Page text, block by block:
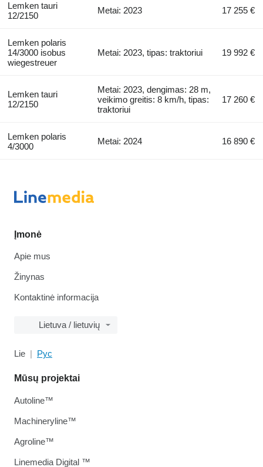
Lemken tauri
12/2150
Metai: 2023 17 255 €
Lemken polaris
14/3000 isobus
wiegestreuer
Metai: 2023, tipas: traktoriui 19 992 €
Lemken tauri
12/2150
Metai: 2023, dengimas: 28 m,
veikimo greitis: 8 km/h, tipas:
traktoriui
17 260 €
Lemken polaris
4/3000
Metai: 2024 16 890 €
Įmonė
Apie mus
Žinynas
Kontaktinė informacija
Lietuva / lietuvių
Lie Рус
Mūsų projektai
Autoline™
Machineryline™
Agroline™
Linemedia Digital ™